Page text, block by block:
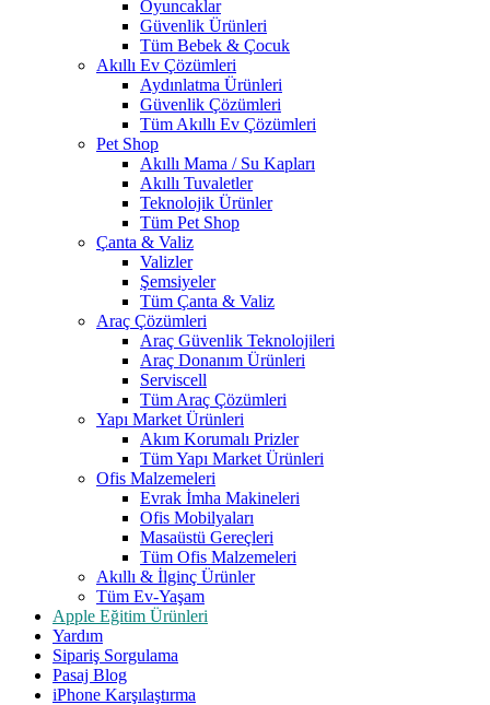
Oyuncaklar
Güvenlik Ürünleri
Tüm Bebek & Çocuk
Akıllı Ev Çözümleri
Aydınlatma Ürünleri
Güvenlik Çözümleri
Tüm Akıllı Ev Çözümleri
Pet Shop
Akıllı Mama / Su Kapları
Akıllı Tuvaletler
Teknolojik Ürünler
Tüm Pet Shop
Çanta & Valiz
Valizler
Şemsiyeler
Tüm Çanta & Valiz
Araç Çözümleri
Araç Güvenlik Teknolojileri
Araç Donanım Ürünleri
Serviscell
Tüm Araç Çözümleri
Yapı Market Ürünleri
Akım Korumalı Prizler
Tüm Yapı Market Ürünleri
Ofis Malzemeleri
Evrak İmha Makineleri
Ofis Mobilyaları
Masaüstü Gereçleri
Tüm Ofis Malzemeleri
Akıllı & İlginç Ürünler
Tüm Ev-Yaşam
Apple Eğitim Ürünleri
Yardım
Sipariş Sorgulama
Pasaj Blog
iPhone Karşılaştırma